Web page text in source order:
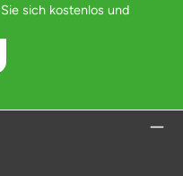
sich kostenlos und